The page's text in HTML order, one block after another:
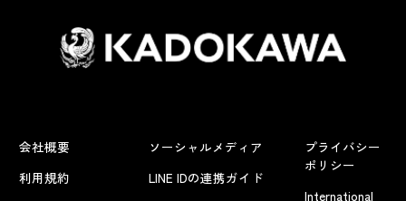
会社概要
利用規約
ソーシャルメディア
LINE IDの連携ガイド
プライバシー
ポリシー
International